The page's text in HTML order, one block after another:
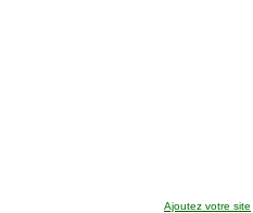
Ajoutez votre site